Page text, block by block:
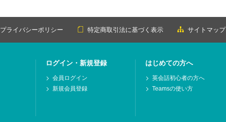
プライバシーポリシー 特定商取引法に基づく表示 サイトマップ
ログイン・新規登録
会員ログイン
新規会員登録
はじめての方へ
英会話初心者の方へ
Teamsの使い方